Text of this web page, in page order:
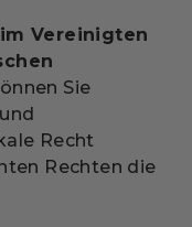
Vereinigten
Sie
Recht
Rechten die